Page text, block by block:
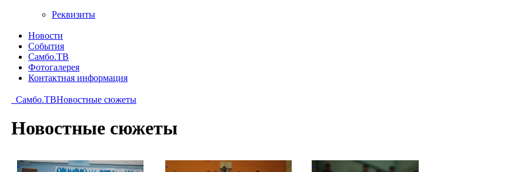
Реквизиты
Новости
События
Самбо.ТВ
Фотогалерея
Контактная информация
Самбо.ТВНовостные сюжеты
Новостные сюжеты